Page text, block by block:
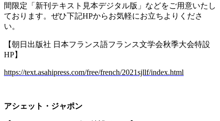
間限定「新刊テキスト見本デジタル版」などをご用意いたし
ております。ぜひ下記HPからお気軽にお立ちよりくださ
い。
【朝日出版社 日本フランス語フランス文学会秋季大会特設
HP】
https://text.asahipress.com/free/french/2021sjllf/index.html
アシェット・ジャポン